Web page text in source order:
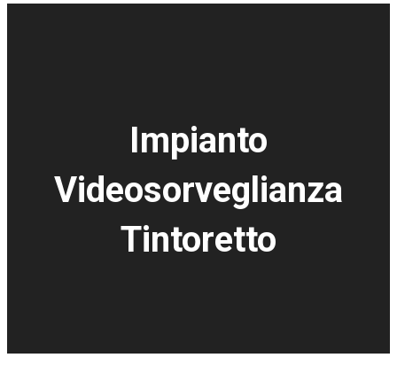
Impianto
Videosorveglianza
Tintoretto